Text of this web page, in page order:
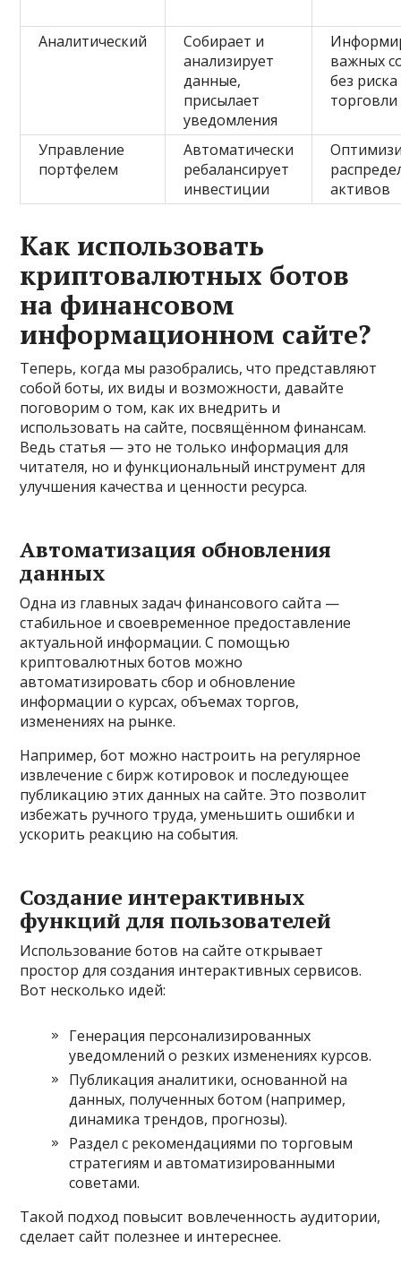
Аналитический
Собирает и
анализирует
данные,
присылает
уведомления
важных
без риска
торговли
Управление
портфелем
Автоматически
ребалансирует
инвестиции
активов
Как использовать
криптовалютных ботов
на финансовом
информационном сайте?
Теперь, когда мы разобрались, что представляют
собой боты, их виды и возможности, давайте
поговорим о том, как их внедрить и
использовать на сайте, посвящённом финансам.
Ведь статья — это не только информация для
читателя, но и функциональный инструмент для
улучшения качества и ценности ресурса.
Автоматизация обновления
данных
Одна из главных задач финансового сайта —
стабильное и своевременное предоставление
актуальной информации. С помощью
криптовалютных ботов можно
автоматизировать сбор и обновление
информации о курсах, объемах торгов,
изменениях на рынке.
Например, бот можно настроить на регулярное
извлечение с бирж котировок и последующее
публикацию этих данных на сайте. Это позволит
избежать ручного труда, уменьшить ошибки и
ускорить реакцию на события.
Создание интерактивных
функций для пользователей
Использование ботов на сайте открывает
простор для создания интерактивных сервисов.
Вот несколько идей:
Генерация персонализированных
уведомлений о резких изменениях курсов.
Публикация аналитики, основанной на
данных, полученных ботом (например,
динамика трендов, прогнозы).
Раздел с рекомендациями по торговым
стратегиям и автоматизированными
советами.
Такой подход повысит вовлеченность аудитории,
сделает сайт полезнее и интереснее.